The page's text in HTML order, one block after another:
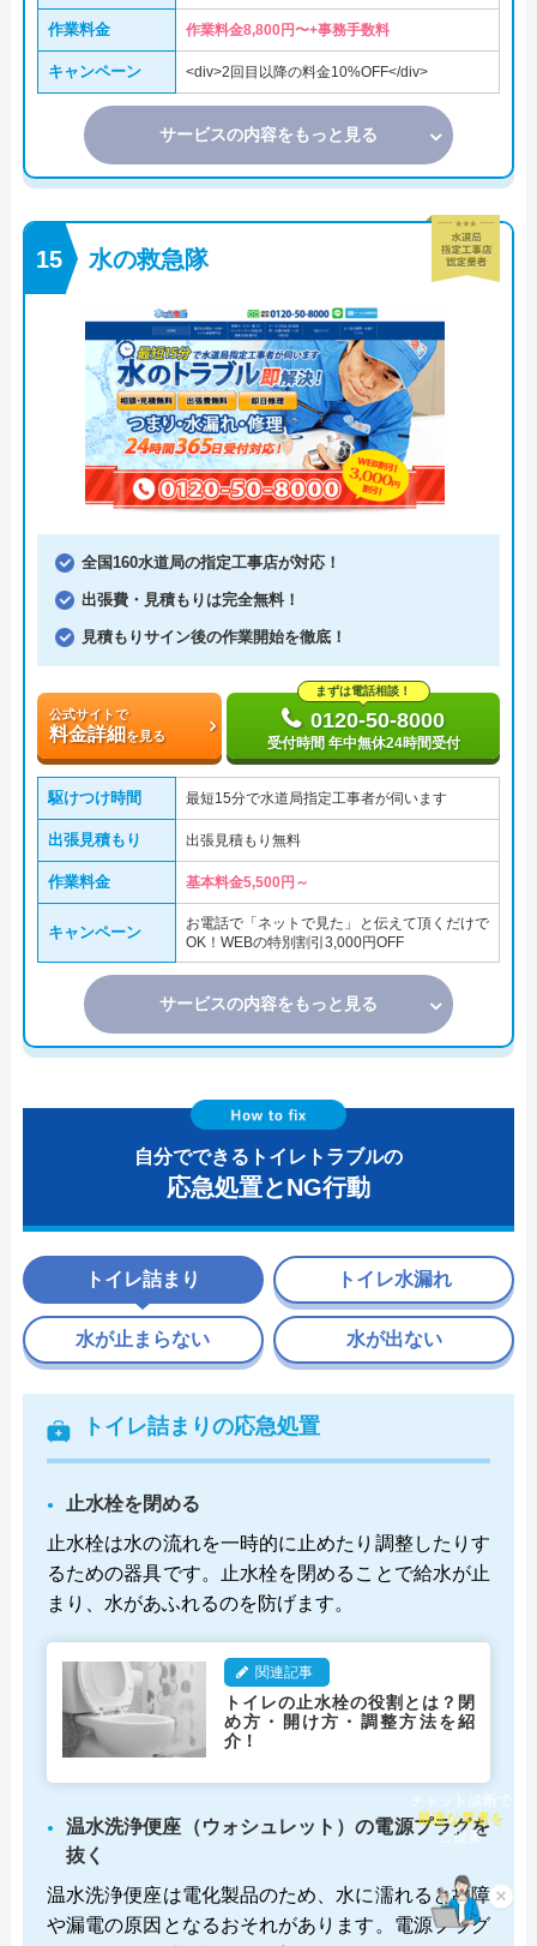
作業料金 作業料金8,800円〜+事務手数料
キャンペーン <div>2回目以降の料金10%OFF</div>
サービスの内容をもっと見る
水の救急隊
全国160水道局の指定工事店が対応！
出張費・見積もりは完全無料！
見積もりサイン後の作業開始を徹底！
公式サイトで
料金詳細を見る
まずは電話相談！
0120-50-8000
受付時間 年中無休24時間受付
駆けつけ時間 最短15分で水道局指定工事者が伺います
出張見積もり 出張見積もり無料
作業料金 基本料金5,500円～
キャンペーン
お電話で「ネットで見た」と伝えて頂くだけで
OK！WEBの特別割引3,000円OFF
サービスの内容をもっと見る
自分でできるトイレトラブルの
応急処置とNG行動
トイレ詰まり
トイレ詰まりの応急処置
止水栓を閉める
止水栓は水の流れを一時的に止めたり調整したりす
るための器具です。止水栓を閉めることで給水が止
まり、水があふれるのを防げます。
関連記事
トイレの止水栓の役割とは？閉
め方・開け方・調整方法を紹
介！
温水洗浄便座（ウォシュレット）の電源プラグを
抜く
温水洗浄便座は電化製品のため、水に濡れると故障
や漏電の原因となるおそれがあります。電源プラグ
トイレ水漏れ
水が止まらない 水が出ない
×
チャット診断で
最適な業者を
ご提案